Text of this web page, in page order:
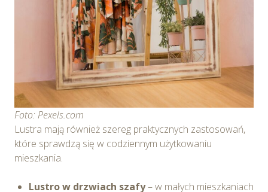
Foto: Pexels.com
Lustra mają również szereg praktycznych zastosowań,
które sprawdzą się w codziennym użytkowaniu
mieszkania.
Lustro w drzwiach szafy– w małych mieszkaniach